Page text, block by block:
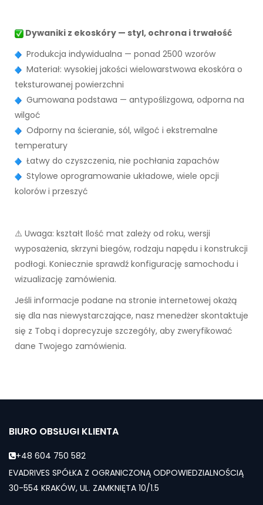
Dywaniki z ekoskóry — styl, ochrona i trwałość
Produkcja indywidualna — ponad 2500 wzorów
Materiał: wysokiej jakości wielowarstwowa ekoskóra o
teksturowanej powierzchni
Gumowana podstawa — antypoślizgowa, odporna na
wilgoć
Odporny na ścieranie, sól, wilgoć i ekstremalne
temperatury
Łatwy do czyszczenia, nie pochłania zapachów
Stylowe oprogramowanie układowe, wiele opcji
kolorów i przeszyć
⚠️ Uwaga: kształt Ilość mat zależy od roku, wersji
wyposażenia, skrzyni biegów, rodzaju napędu i konstrukcji
podłogi. Koniecznie sprawdź konfigurację samochodu i
wizualizację zamówienia.
Jeśli informacje podane na stronie internetowej okażą
się dla nas niewystarczające, nasz menedżer skontaktuje
się z Tobą i doprecyzuje szczegóły, aby zweryfikować
dane Twojego zamówienia.
BIURO OBSŁUGI KLIENTA
+48 604 750 582
EVADRIVES SPÓŁKA Z OGRANICZONĄ ODPOWIEDZIALNOŚCIĄ
30-554 KRAKÓW, UL. ZAMKNIĘTA 10/1.5